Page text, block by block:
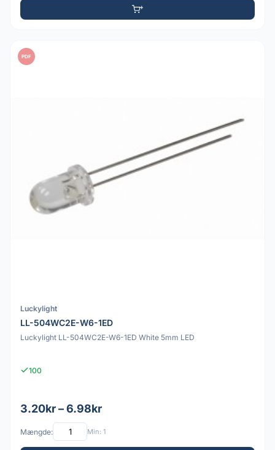
PDF
Luckylight
LL-504WC2E-W6-1ED
Luckylight LL-504WC2E-W6-1ED White 5mm LED
100
3.20kr – 6.98kr
Mængde: Min: 1